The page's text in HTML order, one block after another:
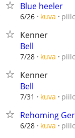
Blue heeler
6/26 kuva
Kenner
Bell
7/28 kuva
Kenner
Bell
7/31 kuva
Rehoming
6/28 kuva